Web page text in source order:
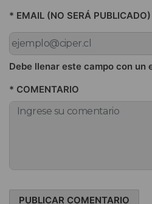
* EMAIL (NO SERÁ PUBLICADO)
Debe llenar este campo con un
* COMENTARIO